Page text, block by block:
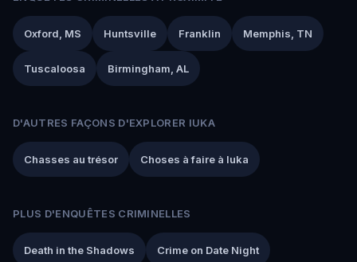
Oxford, MS Huntsville Franklin Memphis, TN
Tuscaloosa Birmingham, AL
D'AUTRES FAÇONS D'EXPLORER IUKA
Chasses au trésor Choses à faire à Iuka
PLUS D'ENQUÊTES CRIMINELLES
Death in the Shadows Crime on Date Night